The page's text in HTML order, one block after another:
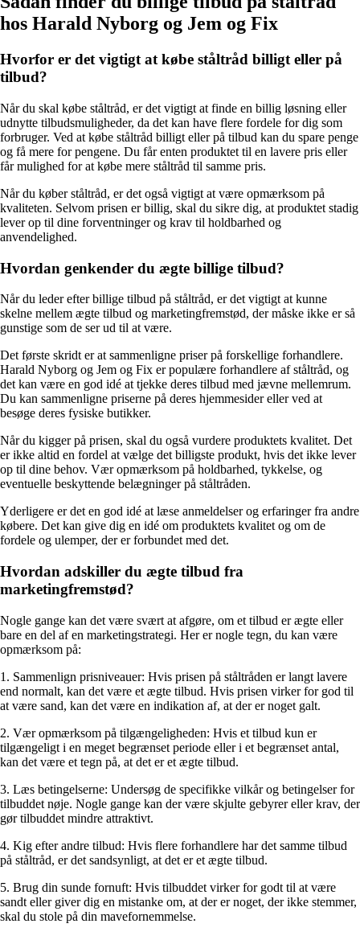
hos Harald Nyborg og Jem og Fix
Hvorfor er det vigtigt at købe ståltråd billigt eller på
tilbud?
Når du skal købe ståltråd, er det vigtigt at finde en billig løsning eller
udnytte tilbudsmuligheder, da det kan have flere fordele for dig som
forbruger. Ved at købe ståltråd billigt eller på tilbud kan du spare penge
og få mere for pengene. Du får enten produktet til en lavere pris eller
får mulighed for at købe mere ståltråd til samme pris.
Når du køber ståltråd, er det også vigtigt at være opmærksom på
kvaliteten. Selvom prisen er billig, skal du sikre dig, at produktet stadig
lever op til dine forventninger og krav til holdbarhed og
anvendelighed.
Hvordan genkender du ægte billige tilbud?
Når du leder efter billige tilbud på ståltråd, er det vigtigt at kunne
skelne mellem ægte tilbud og marketingfremstød, der måske ikke er så
gunstige som de ser ud til at være.
Det første skridt er at sammenligne priser på forskellige forhandlere.
Harald Nyborg og Jem og Fix er populære forhandlere af ståltråd, og
det kan være en god idé at tjekke deres tilbud med jævne mellemrum.
Du kan sammenligne priserne på deres hjemmesider eller ved at
besøge deres fysiske butikker.
Når du kigger på prisen, skal du også vurdere produktets kvalitet. Det
er ikke altid en fordel at vælge det billigste produkt, hvis det ikke lever
op til dine behov. Vær opmærksom på holdbarhed, tykkelse, og
eventuelle beskyttende belægninger på ståltråden.
Yderligere er det en god idé at læse anmeldelser og erfaringer fra andre
købere. Det kan give dig en idé om produktets kvalitet og om de
fordele og ulemper, der er forbundet med det.
Hvordan adskiller du ægte tilbud fra
marketingfremstød?
Nogle gange kan det være svært at afgøre, om et tilbud er ægte eller
bare en del af en marketingstrategi. Her er nogle tegn, du kan være
opmærksom på:
1. Sammenlign prisniveauer: Hvis prisen på ståltråden er langt lavere
end normalt, kan det være et ægte tilbud. Hvis prisen virker for god til
at være sand, kan det være en indikation af, at der er noget galt.
2. Vær opmærksom på tilgængeligheden: Hvis et tilbud kun er
tilgængeligt i en meget begrænset periode eller i et begrænset antal,
kan det være et tegn på, at det er et ægte tilbud.
3. Læs betingelserne: Undersøg de specifikke vilkår og betingelser for
tilbuddet nøje. Nogle gange kan der være skjulte gebyrer eller krav, der
gør tilbuddet mindre attraktivt.
4. Kig efter andre tilbud: Hvis flere forhandlere har det samme tilbud
på ståltråd, er det sandsynligt, at det er et ægte tilbud.
5. Brug din sunde fornuft: Hvis tilbuddet virker for godt til at være
sandt eller giver dig en mistanke om, at der er noget, der ikke stemmer,
skal du stole på din mavefornemmelse.